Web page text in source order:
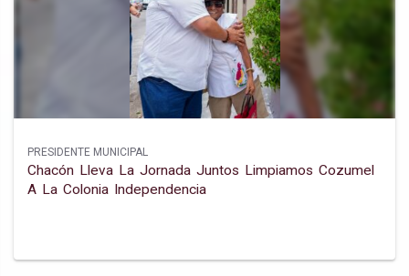
PRESIDENTE MUNICIPAL
Chacón Lleva La Jornada Juntos Limpiamos Cozumel
A La Colonia Independencia